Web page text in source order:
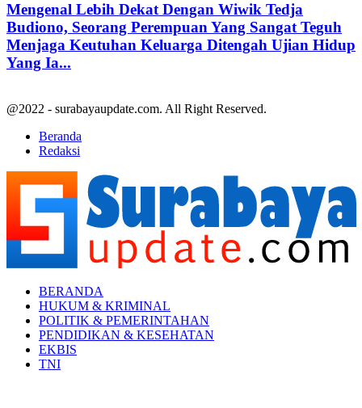
Mengenal Lebih Dekat Dengan Wiwik Tedja
Budiono, Seorang Perempuan Yang Sangat Teguh
Menjaga Keutuhan Keluarga Ditengah Ujian Hidup
Yang Ia...
@2022 - surabayaupdate.com. All Right Reserved.
Beranda
Redaksi
BERANDA
HUKUM & KRIMINAL
POLITIK & PEMERINTAHAN
PENDIDIKAN & KESEHATAN
EKBIS
TNI